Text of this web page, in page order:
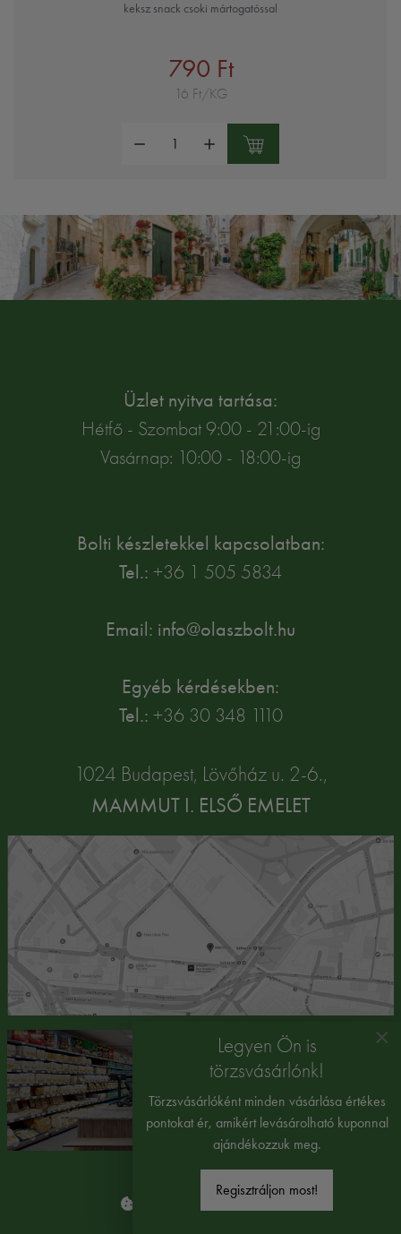
keksz snack csoki mártogatóssal
790 Ft
16 Ft/KG
Üzlet nyitva tartása:
Hétfő - Szombat 9:00 - 21:00-ig
Vasárnap: 10:00 - 18:00-ig
Bolti készletekkel kapcsolatban:
Tel.: +36 1 505 5834
Email: info@olaszbolt.hu
Egyéb kérdésekben:
Tel.: +36 30 348 1110
1024 Budapest, Lövőház u. 2-6.,
MAMMUT I. ELSŐ EMELET
×
Legyen Ön is
törzsvásárlónk!
Törzsvásárlóként minden vásárlása értékes
pontokat ér, amikért levásárolható kuponnal
ajándékozzuk meg.
Regisztráljon most!